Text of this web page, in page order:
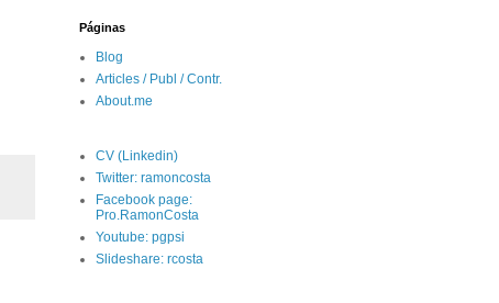
Páginas
Blog
Articles / Publ / Contr.
About.me
CV (Linkedin)
Twitter: ramoncosta
Facebook page:
Pro.RamonCosta
Youtube: pgpsi
Slideshare: rcosta